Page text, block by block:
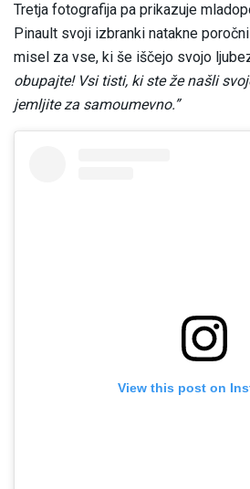
Tretja fotografija pa prikazuje
Pinault svoji izbranki natakne
misel za vse, ki še iščejo svojo
obupajte! Vsi tisti, ki ste že našli
jemljite za samoumevno.”
View this post on